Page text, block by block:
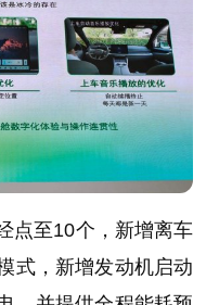
点至10个，新增离车
式，新增发动机启动